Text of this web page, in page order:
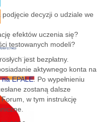
podjęcie decyzji o udziale we
efektów uczenia się?
testowanych modeli?
jest bezpłatny.
aktywnego konta na
EPALE. Po wypełnieniu
zostaną dalsze
w tym instrukcję